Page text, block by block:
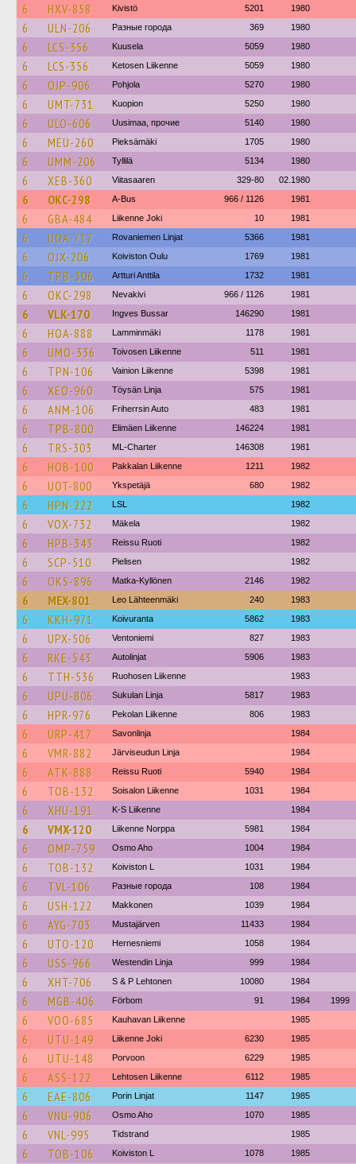
6 HXV-858 Kivistö 5201 1980
6 ULN-206 Разные города 369 1980
6 LCS-356 Kuusela 5059 1980
6 LCS-356 Ketosen Liikenne 5059 1980
6 OJP-906 Pohjola 5270 1980
6 UMT-731 Kuopion 5250 1980
6 ULO-606 Uusimaa, прочие 5140 1980
6 MEU-260 Pieksämäki 1705 1980
6 UMM-206 Tyllilä 5134 1980
6 XEB-360 Viitasaaren 329-80 02.1980
6 OKC-298 A-Bus 966 / 1126 1981
6 GBA-484 Liikenne Joki 10 1981
6 UOA-717 Rovaniemen Linjat 5366 1981
6 OJX-206 Koiviston Oulu 1769 1981
6 TPB-306 Artturi Anttila 1732 1981
6 OKC-298 Nevakivi 966 / 1126 1981
6 VLK-170 Ingves Bussar 146290 1981
6 HOA-888 Lamminmäki 1178 1981
6 UMO-336 Toivosen Liikenne 511 1981
6 TPN-106 Vainion Liikenne 5398 1981
6 XEO-960 Töysän Linja 575 1981
6 ANM-106 Friherrsin Auto 483 1981
6 TPB-800 Elimäen Liikenne 146224 1981
6 TRS-303 ML-Charter 146308 1981
6 HOB-100 Pakkalan Liikenne 1211 1982
6 UOT-800 Ykspetäjä 680 1982
6 HPN-222 LSL 1982
6 VOX-732 Mäkela 1982
6 HPB-343 Reissu Ruoti 1982
6 SCP-510 Pielisen 1982
6 OKS-896 Matka-Kyllönen 2146 1982
6 MEX-801 Leo Lähteenmäki 240 1983
6 KKH-971 Koivuranta 5862 1983
6 UPX-506 Ventoniemi 827 1983
6 RKE-543 Autolinjat 5906 1983
6 TTH-536 Ruohosen Liikenne 1983
6 UPU-806 Sukulan Linja 5817 1983
6 HPR-976 Pekolan Liikenne 806 1983
6 URP-417 Savonlinja 1984
6 VMR-882 Järviseudun Linja 1984
6 ATK-888 Reissu Ruoti 5940 1984
6 TOB-132 Soisalon Liikenne 1031 1984
6 XHU-191 K-S Liikenne 1984
6 VMX-120 Liikenne Norppa 5981 1984
6 OMP-759 Osmo Aho 1004 1984
6 TOB-132 Koiviston L 1031 1984
6 TVL-106 Разные города 108 1984
6 USH-122 Makkonen 1039 1984
6 AYG-703 Mustajärven 11433 1984
6 UTO-120 Hernesniemi 1058 1984
6 USS-966 Westendin Linja 999 1984
6 XHT-706 S & P Lehtonen 10080 1984
6 MGB-406 Förbom 91 1984 1999
6 VOO-685 Kauhavan Liikenne 1985
6 UTU-149 Liikenne Joki 6230 1985
6 UTU-148 Porvoon 6229 1985
6 ASS-122 Lehtosen Liikenne 6112 1985
6 EAE-806 Porin Linjat 1147 1985
6 VNU-906 Osmo Aho 1070 1985
6 VNL-995 Tidstrand 1985
6 TOB-106 Koiviston L 1078 1985